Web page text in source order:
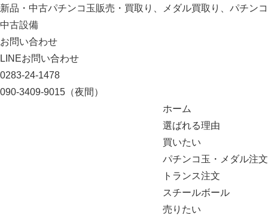
新品・中古パチンコ玉販売・買取り、メダル買取り、パチンコ
中古設備
お問い合わせ
LINEお問い合わせ
0283-24-1478
090-3409-9015 （夜間）
ホーム
選ばれる理由
買いたい
パチンコ玉・メダル注文
トランス注文
スチールボール
売りたい